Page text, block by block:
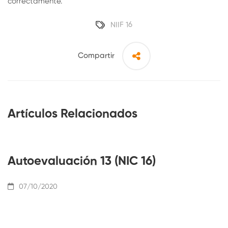
NIIF 16
Compartir
Artículos Relacionados
Autoevaluación 13 (NIC 16)
07/10/2020